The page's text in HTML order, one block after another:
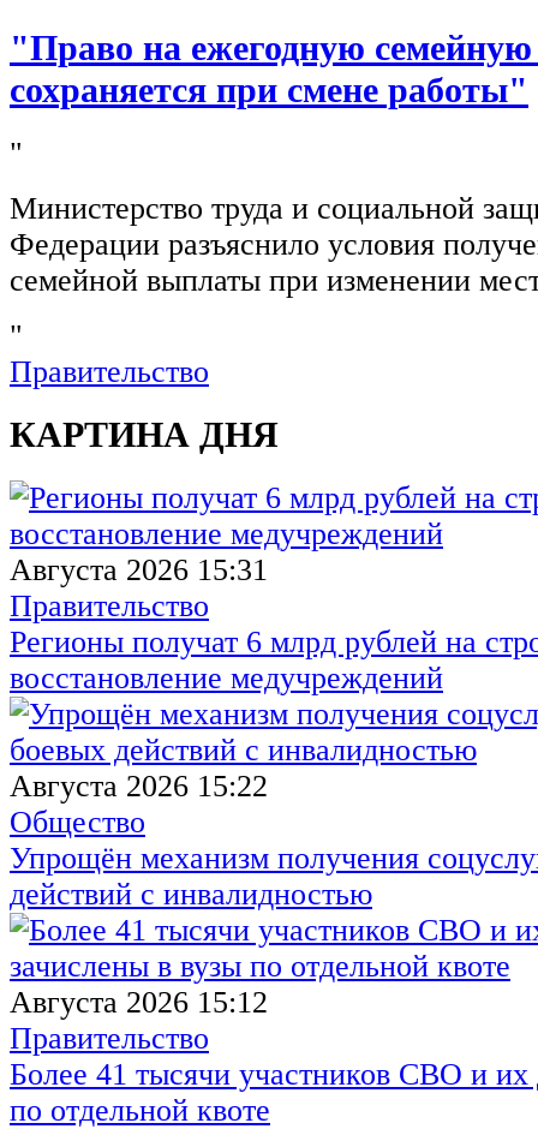
"Право на ежегодную
сохраняется при смене работы"
"
Министерство труда и социальной
Федерации разъяснило условия
семейной выплаты при изменении
"
Правительство
КАРТИНА ДНЯ
Августа 2026 15:31
Правительство
Регионы получат 6 млрд рублей на
восстановление медучреждений
Августа 2026 15:22
Общество
Упрощён механизм получения
действий с инвалидностью
Августа 2026 15:12
Правительство
Более 41 тысячи участников СВО и их
по отдельной квоте